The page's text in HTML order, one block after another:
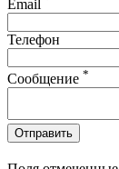
Email
Телефон
Сообщение *
Отправить